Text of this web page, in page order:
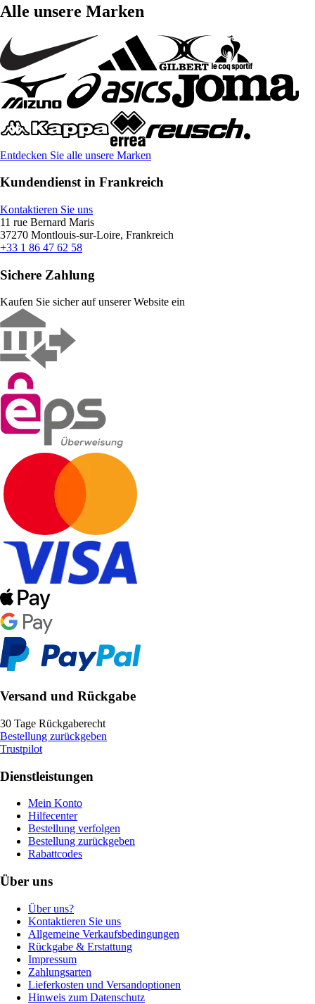
Alle unsere Marken
Entdecken Sie alle unsere Marken
Kundendienst in Frankreich
Kontaktieren Sie uns
11 rue Bernard Maris
37270 Montlouis-sur-Loire, Frankreich
+33 1 86 47 62 58
Sichere Zahlung
Kaufen Sie sicher auf unserer Website ein
Versand und Rückgabe
30 Tage Rückgaberecht
Bestellung zurückgeben
Trustpilot
Dienstleistungen
Mein Konto
Hilfecenter
Bestellung verfolgen
Bestellung zurückgeben
Rabattcodes
Über uns
Über uns?
Kontaktieren Sie uns
Allgemeine Verkaufsbedingungen
Rückgabe & Erstattung
Impressum
Zahlungsarten
Lieferkosten und Versandoptionen
Hinweis zum Datenschutz